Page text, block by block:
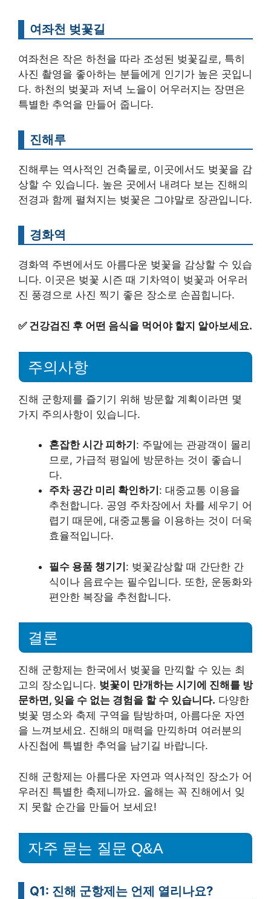
여좌천 벚꽃길
여좌천은 작은 하천을 따라 조성된 벚꽃길로, 특히
사진 촬영을 좋아하는 분들에게 인기가 높은 곳입니
다. 하천의 벚꽃과 저녁 노을이 어우러지는 장면은
특별한 추억을 만들어 줍니다.
진해루
진해루는 역사적인 건축물로, 이곳에서도 벚꽃을 감
상할 수 있습니다. 높은 곳에서 내려다 보는 진해의
전경과 함께 펼쳐지는 벚꽃은 그야말로 장관입니다.
경화역
경화역 주변에서도 아름다운 벚꽃을 감상할 수 있습
니다. 이곳은 벚꽃 시즌 때 기차역이 벚꽃과 어우러
진 풍경으로 사진 찍기 좋은 장소로 손꼽힙니다.
✅ 건강검진 후 어떤 음식을 먹어야 할지 알아보세요.
주의사항
진해 군항제를 즐기기 위해 방문할 계획이라면 몇
가지 주의사항이 있습니다.
혼잡한 시간 피하기 : 주말에는 관광객이 몰리
므로, 가급적 평일에 방문하는 것이 좋습니
다.
주차 공간 미리 확인하기 : 대중교통 이용을
추천합니다. 공영 주차장에서 차를 세우기 어
렵기 때문에, 대중교통을 이용하는 것이 더욱
효율적입니다.
필수 용품 챙기기: 벚꽃감상할 때 간단한 간
식이나 음료수는 필수입니다. 또한, 운동화와
편안한 복장을 추천합니다.
결론
진해 군항제는 한국에서 벚꽃을 만끽할 수 있는 최
고의 장소입니다. 벚꽃이 만개하는 시기에 진해를 방
문하면, 잊을 수 없는 경험을 할 수 있습니다. 다양한
벚꽃 명소와 축제 구역을 탐방하며, 아름다운 자연
을 느껴보세요. 진해의 매력을 만끽하며 여러분의
사진첩에 특별한 추억을 남기길 바랍니다.
진해 군항제는 아름다운 자연과 역사적인 장소가 어
우러진 특별한 축제니까요. 올해는 꼭 진해에서 잊
지 못할 순간을 만들어 보세요!
자주 묻는 질문 Q&A
Q1: 진해 군항제는 언제 열리나요?